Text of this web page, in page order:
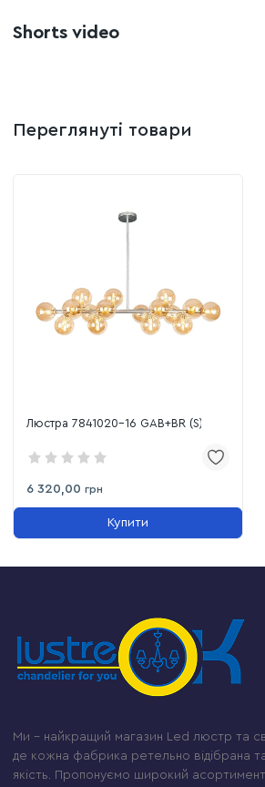
Shorts video
Переглянуті товари
Люстра 7841020-16 GAB+BR (S)
6 320,00 грн
Купити
Ми – найкращий магазин Led люстр та
де кожна фабрика ретельно відібрана
якість. Пропонуємо широкий